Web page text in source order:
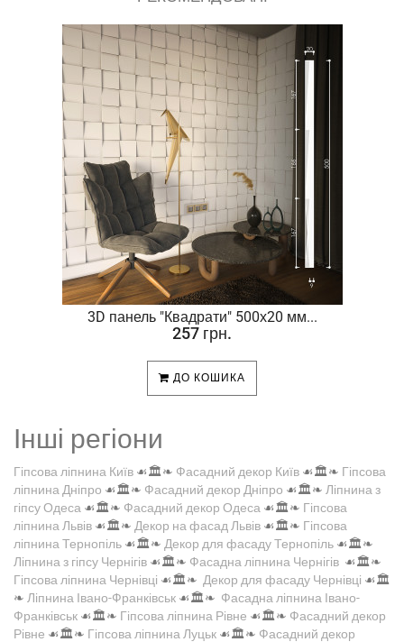
3D панель "Квадрати" 500х20 мм...
257 грн.
ДО КОШИКА
Інші регіони
Гіпсова ліпнина Київ ☙🏛️❧ Фасадний декор Київ ☙🏛️❧ Гіпсова
ліпнина Дніпро ☙🏛️❧ Фасадний декор Дніпро ☙🏛️❧ Ліпнина з
гіпсу Одеса ☙🏛️❧ Фасадний декор Одеса ☙🏛️❧ Гіпсова
ліпнина Львів ☙🏛️❧ Декор на фасад Львів ☙🏛️❧ Гіпсова
ліпнина Тернопіль ☙🏛️❧ Декор для фасаду Тернопіль ☙🏛️❧
Ліпнина з гіпсу Чернігів ☙🏛️❧ Фасадна ліпнина Чернігів ☙🏛️❧
Гіпсова ліпнина Чернівці ☙🏛️❧ Декор для фасаду Чернівці ☙🏛️
❧ Ліпнина Івано-Франківськ ☙🏛️❧ Фасадна ліпнина Івано-
Франківськ ☙🏛️❧ Гіпсова ліпнина Рівне ☙🏛️❧ Фасадний декор
Рівне ☙🏛️❧ Гіпсова ліпнина Луцьк ☙🏛️❧ Фасадний декор